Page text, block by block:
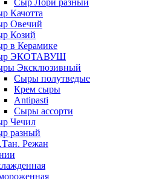
Сыр Лори разный
Качотта
Овечий
Козий
в Керамике
ЭКОТАВУШ
Эксклюзивный
Сыры полутведые
Крем сыры
Antipasti
Сыры ассорти
Чечил
разный
Режан